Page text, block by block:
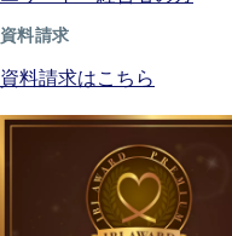
資料請求
資料請求はこちら